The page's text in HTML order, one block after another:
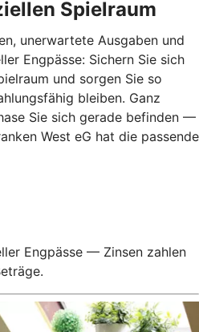
Spielraum
unerwartete Ausgaben und
Engpässe: Sichern Sie sich
und sorgen Sie so
bleiben. Ganz
Sie sich gerade befinden —
West eG hat die passende
Engpässe — Zinsen zahlen